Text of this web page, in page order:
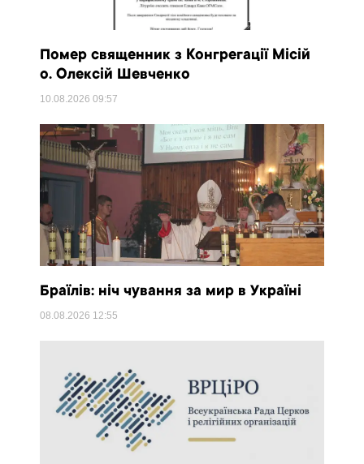
Помер священник з Конгрегації Місій
о. Олексій Шевченко
10.08.202609:57
Браїлів: ніч чування за мир в Україні
08.08.2026 12:55